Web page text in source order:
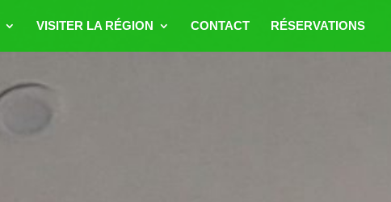
VISITER LA RÉGION CONTACT RÉSERVATIONS